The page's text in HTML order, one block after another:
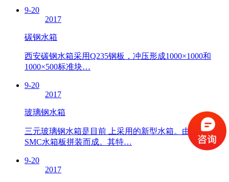
9-20
2017
碳钢水箱
西安碳钢水箱采用Q235钢板，冲压形成1000×1000和
1000×500标准块…
9-20
2017
玻璃钢水箱
三元玻璃钢水箱是目前 上采用的新型水箱。由整体 的
SMC水箱板拼装而成。其特…
9-20
2017